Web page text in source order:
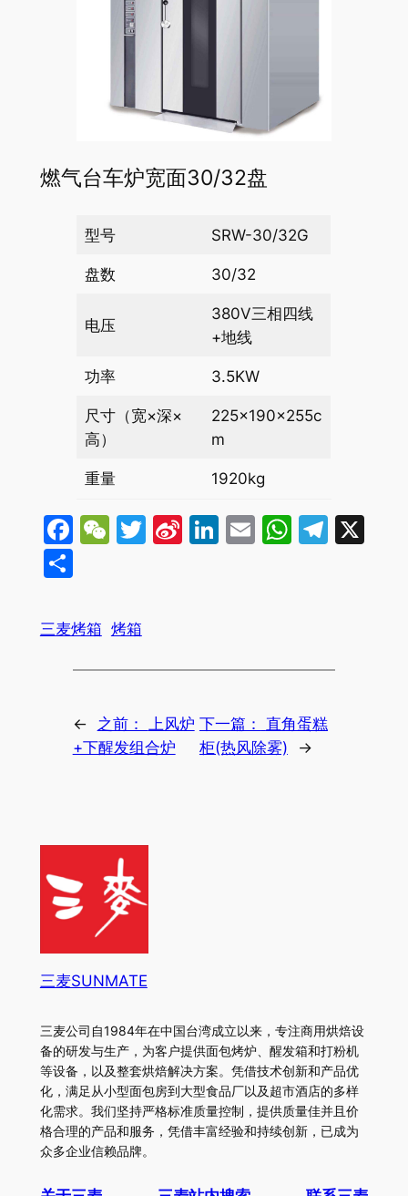
燃气台车炉宽面30/32盘
型号 SRW-30/32G
盘数 30/32
电压
380V三相四线
+地线
功率 3.5KW
尺寸（宽×深×
高）
225×190×255c
m
重量 1920kg
Facebook
WeChat
Twitter
SinaLinkedIn
Email
X
分
三麦烤箱 烤箱
← 之前： 上风炉
+下醒发组合炉
下一篇：
直角蛋糕
柜(热风除雾)
→
三麦SUNMATE
三麦公司自1984年在中国台湾成立以来，专注商用烘焙设
备的研发与生产，为客户提供面包烤炉、醒发箱和打粉机
等设备，以及整套烘焙解决方案。凭借技术创新和产品优
化，满足从小型面包房到大型食品厂以及超市酒店的多样
化需求。我们坚持严格标准质量控制，提供质量佳并且价
格合理的产品和服务，凭借丰富经验和持续创新，已成为
众多企业信赖品牌。